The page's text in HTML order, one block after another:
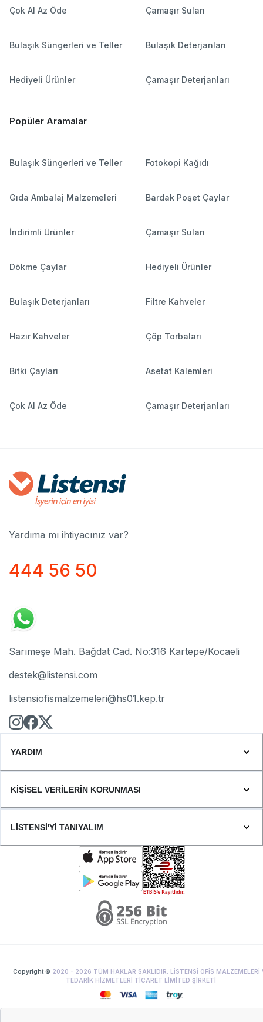
Çok Al Az Öde Çamaşır Suları
Bulaşık Süngerleri ve Teller Bulaşık Deterjanları
Hediyeli Ürünler Çamaşır Deterjanları
Popüler Aramalar
Bulaşık Süngerleri ve Teller Fotokopi Kağıdı
Gıda Ambalaj Malzemeleri Bardak Poşet Çaylar
İndirimli Ürünler Çamaşır Suları
Dökme Çaylar Hediyeli Ürünler
Bulaşık Deterjanları Filtre Kahveler
Hazır Kahveler Çöp Torbaları
Bitki Çayları Asetat Kalemleri
Çok Al Az Öde Çamaşır Deterjanları
Yardıma mı ihtiyacınız var?
444 56 50
Sarımeşe Mah. Bağdat Cad. No:316 Kartepe/Kocaeli
destek@listensi.com
listensiofismalzemeleri@hs01.kep.tr
YARDIM
KİŞİSEL VERİLERİN KORUNMASI
LİSTENSİ'Yİ TANIYALIM
Copyright © 2020 - 2026 TÜM HAKLAR SAKLIDIR. LİSTENSİ OFİS MALZEMELERİ
TEDARİK HİZMETLERİ TİCARET LİMİTED ŞİRKETİ